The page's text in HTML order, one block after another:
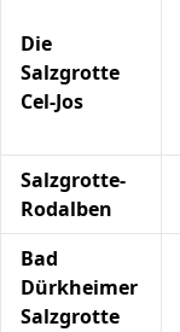
Die
Salzgrotte
Cel-Jos
Salzgrotte-
Rodalben
Bad
Dürkheimer
Salzgrotte